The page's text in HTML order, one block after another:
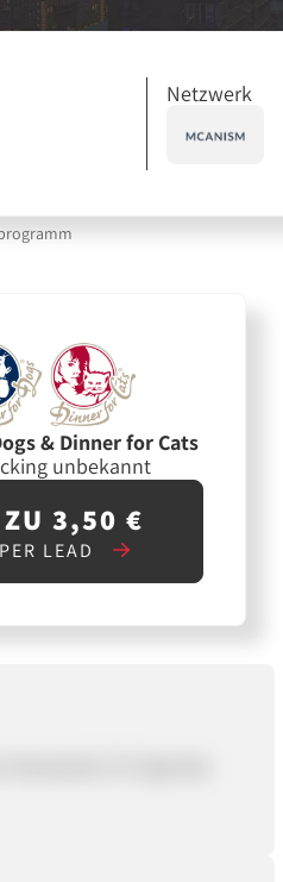
Netzwerk
& Dinner for Cats
unbekannt
3,50 €
LEAD